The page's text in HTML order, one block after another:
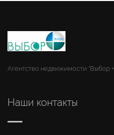
Агентство недвижимости "Выбор
Наши контакты